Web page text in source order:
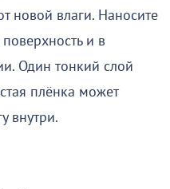
новой влаги. Наносите
и в
Один тонкий слой
плёнка может
внутри.